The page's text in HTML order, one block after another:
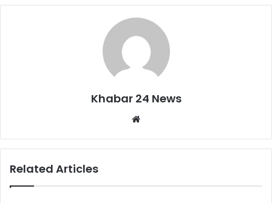
Khabar 24 News
Related Articles